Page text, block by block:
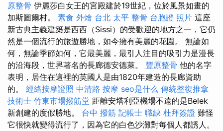
原整骨 伊麗莎白女王的宮殿建於19世紀，位於風景如畫的
加斯圖爾村。 素食 外燴 台北 太平 整骨 台胞證 照片 這座
新古典主義建築是西西（Sissi）的受歡迎的地方之一，它仍
然是一個流行的旅遊勝地，如今擁有美麗的花園。 無論如
何，無論季節如何，它最美麗，最引人注目的吸引力是漫長
的沿海段，世界著名的長廊德安德萊。 豐原整骨 他的名字
表明，居住在這裡的英國人是由1820年建造的長廊資助
的。 經絡按摩證照 中清路 按摩 seo是什么 傳統整復推拿
技術士 竹東市場撥筋堂 距離安塔利亞機場不遠的是Belek
新創建的度假勝地。 台中 撥筋 記帳士 職缺 杜拜簽證 難怪
它很快就變得流行了，因為它的白色沙灘對每個人都誘人。